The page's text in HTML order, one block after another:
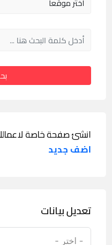
انشئ صفحة خاصة لاعمالك
اضف جديد
تعديل بيانات